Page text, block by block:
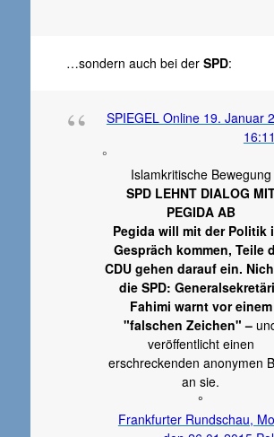
…sondern auch bei der SPD:
SPIEGEL Online 19. Januar
°
Islamkritische Bewegung
SPD LEHNT DIALOG
PEGIDA AB
Pegida will mit der Politik
Gespräch kommen, Teile
CDU gehen darauf ein.
die SPD:
Fahimi warnt vor einem
"falschen Zeichen" –
veröffentlicht einen
erschreckenden anonymen
an sie.
°
Frankfurter Rundschau,